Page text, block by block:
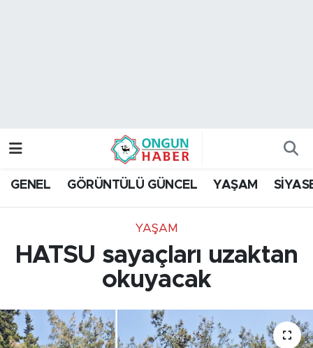
GENEL GÖRÜNTÜLÜ GÜNCEL YAŞAM
YAŞAM
HATSU sayaçları uzaktan
okuyacak
Trafik Durumu
Son Dakika Haberleri